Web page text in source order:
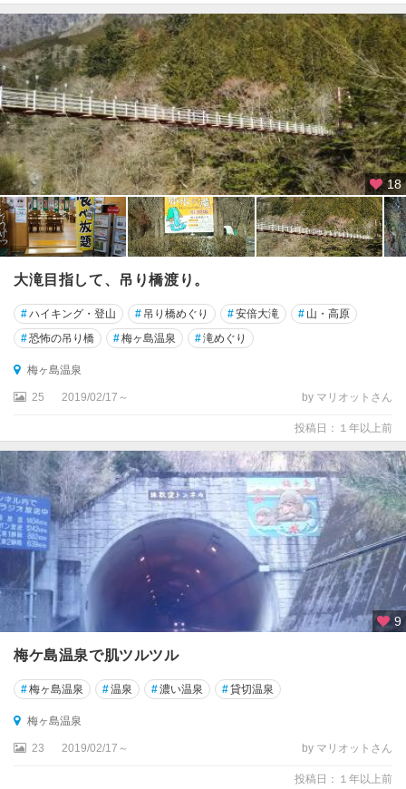
18
大滝目指して、吊り橋渡り。
#ハイキング・登山 # 吊り橋めぐり #安倍大滝 # 山・高原
#恐怖の吊り橋 #梅ヶ島温泉 #滝めぐり
梅ヶ島温泉
25 2019/02/17～ by マリオットさん
投稿日：１年以上前
9
梅ケ島温泉で肌ツルツル
#梅ヶ島温泉 #温泉 #濃い温泉 #貸切温泉
梅ヶ島温泉
23 2019/02/17～ by マリオットさん
投稿日：１年以上前